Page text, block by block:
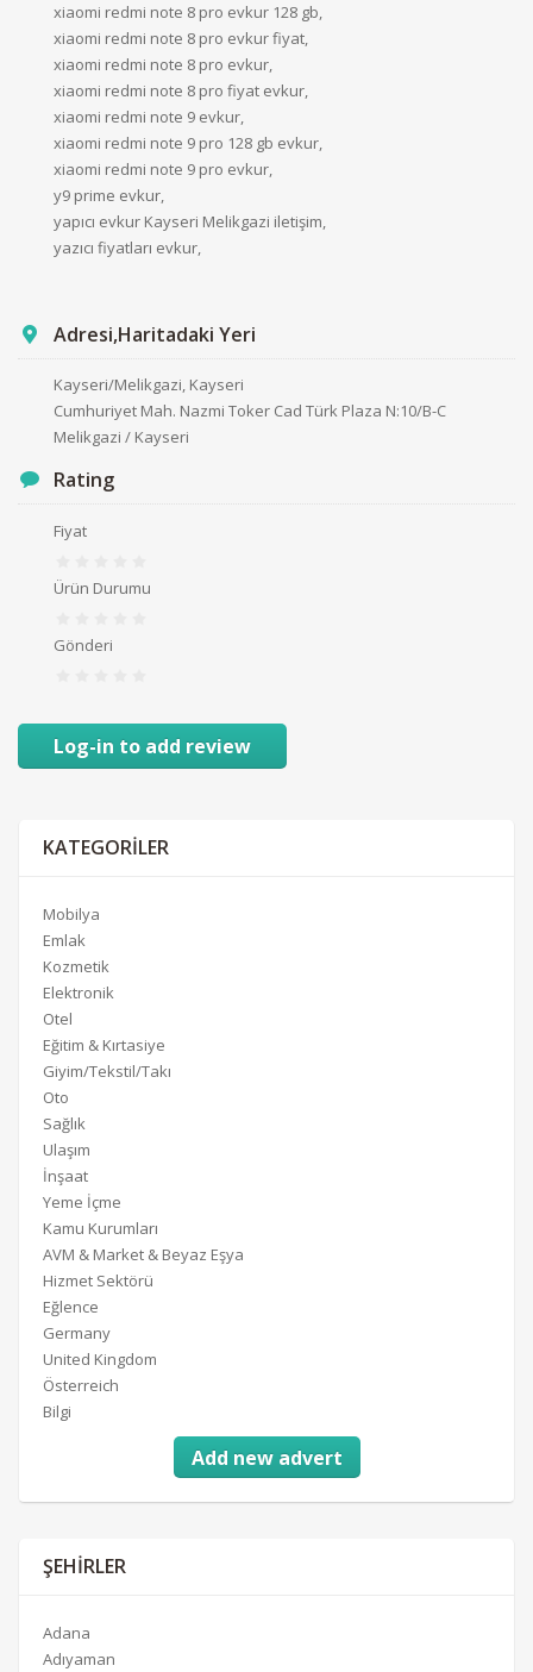
xiaomi redmi note 8 pro evkur 128 gb,
xiaomi redmi note 8 pro evkur fiyat,
xiaomi redmi note 8 pro evkur,
xiaomi redmi note 8 pro fiyat evkur,
xiaomi redmi note 9 evkur,
xiaomi redmi note 9 pro 128 gb evkur,
xiaomi redmi note 9 pro evkur,
y9 prime evkur,
yapıcı evkur Kayseri Melikgazi iletişim,
yazıcı fiyatları evkur,
Adresi,Haritadaki Yeri
Kayseri/Melikgazi, Kayseri
Cumhuriyet Mah. Nazmi Toker Cad Türk Plaza N:10/B-C
Melikgazi / Kayseri
Rating
Fiyat
Ürün Durumu
Gönderi
Log-in to add review
KATEGORILER
Mobilya
Emlak
Kozmetik
Elektronik
Otel
Eğitim & Kırtasiye
Giyim/Tekstil/Takı
Oto
Sağlık
Ulaşım
İnşaat
Yeme İçme
Kamu Kurumları
AVM & Market & Beyaz Eşya
Hizmet Sektörü
Eğlence
Germany
United Kingdom
Österreich
Bilgi
Add new advert
ŞEHIRLER
Adana
Adıyaman